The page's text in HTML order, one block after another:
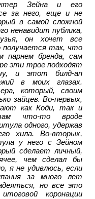
Зейна и его
за него, еще и не
в самой сложной
ненавидит публика,
он хочет все
получается так, что
парнем бренда, сам
эти трое подходят
и этот билд-ап
в моих глазах.
который, своим
зайцев. Во-первых,
как Коди, так и
что-то вроде
одного, удержав
хила. Во-вторых,
у него с Зейном
сделает личный,
чем сделал бы
я не удивлюсь, если
за много лет
но все это
коронации